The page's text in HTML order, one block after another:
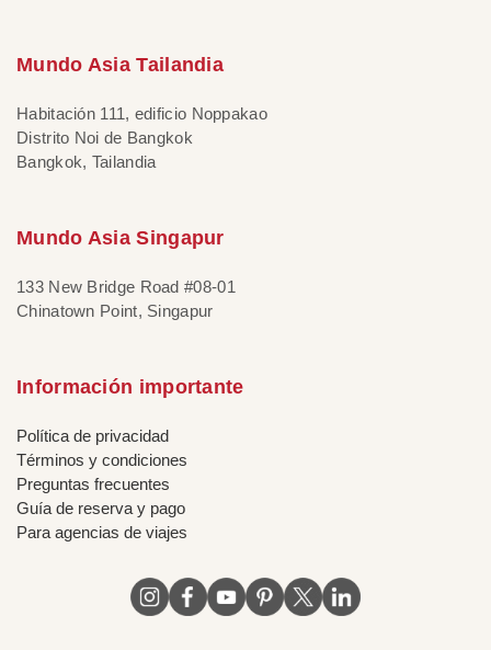
Mundo Asia Tailandia
Habitación 111, edificio Noppakao
Distrito Noi de Bangkok
Bangkok, Tailandia
Mundo Asia Singapur
133 New Bridge Road #08-01
Chinatown Point, Singapur
Información importante
Política de privacidad
Términos y condiciones
Preguntas frecuentes
Guía de reserva y pago
Para agencias de viajes